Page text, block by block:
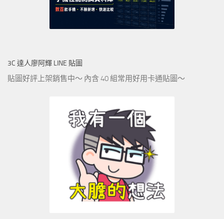
3C 達人廖阿輝 LINE 貼圖
貼圖好評上架銷售中～ 內含 40 組常用好用卡通貼圖～